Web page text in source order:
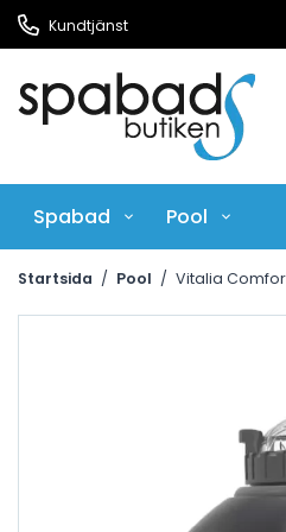
Kundtjänst
Spabad Pool
Startsida / Pool / Vitalia